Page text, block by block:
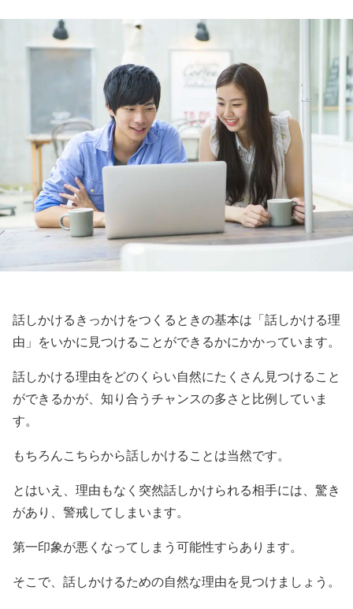
話しかけるきっかけをつくるときの基本は「話しかける理
由」をいかに見つけることができるかにかかっています。
話しかける理由をどのくらい自然にたくさん見つけること
ができるかが、知り合うチャンスの多さと比例していま
す。
もちろんこちらから話しかけることは当然です。
とはいえ、理由もなく突然話しかけられる相手には、驚き
があり、警戒してしまいます。
第一印象が悪くなってしまう可能性すらあります。
そこで、話しかけるための自然な理由を見つけましょう。